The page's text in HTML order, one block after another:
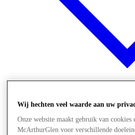
Wij hechten veel waarde aan uw
Onze website maakt gebruik van
McArthurGlen voor verschillende